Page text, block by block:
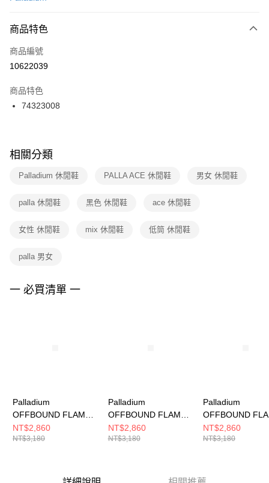
３．安心：先確認商品／服務後，再付款。
【「AFTEE先享後付」結帳流程】
１．於結帳方式選擇「AFTEE先享後付」後，將跳轉至「AFTEE先享後付」
２．訂單成立數日內，您將收到繳費通知簡訊。
３．收到繳費通知簡訊後14天內，點擊此簡訊中的連結，可透過四大超商／
ATM／網路銀行／等多元方式進行付款，方視為交易完成。
※ 交易是否成功請以「AFTEE先享後付 」之結帳頁面顯示為準，若有關於
是否繳費成功／繳費後需取消欲退款等相關疑問，請聯繫「AFTEE先享後付
客戶支援中心」https://netprotections.freshdesk.com/support/home
１．透過由恩沛科技股份有限公司提供之「AFTEE先享後付」服務完成之交
權轉讓予恩沛科技股份有限公司。
３．未成年的使用者請事先徵得法定代理人或監護人之同意方可使用
４．使用「AFTEE先享後付」時，將依據個別帳號之用戶狀況，依本公司即
每筆NT$100，滿NT$1,500(含以上)免運費
宅配
每筆NT$100，滿NT$1,500(含以上)免運費
付款後門市自取
每筆NT$100，滿NT$1,500(含以上)免運費
商品特色
商品編號
10622039
商品特色
74323008
相關分類
Palladium 休閒鞋 PALLA ACE 休閒鞋 男女 休閒鞋
palla 休閒鞋 黑色 休閒鞋 ace 休閒鞋
女性 休閒鞋 mix 休閒鞋 低筒 休閒鞋
palla 男女
一 必買清單 一
Palladium
OFFBOUND FLAME
MIX 男女 休閒鞋
74479041
NT$2,860
NT$3,180
Palladium
OFFBOUND FLAME
MIX 男女 休閒鞋
74479436
NT$2,860
NT$3,180
Palladium
OFFBOUND
MIX 男女 休閒鞋
74479116
NT$2,860
NT$3,180